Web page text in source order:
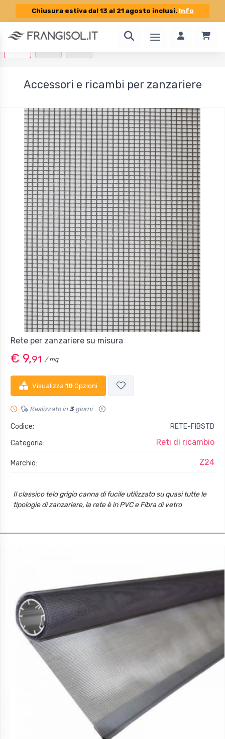
Chiusura estiva dal 13 al 21 agosto inclusi. Info
Accessori e ricambi per zanzariere
Rete per zanzariere su misura
€ 9,91 / mq
Visualizza 10 Opzioni
Realizzato in 3giorni
Codice:
RETE-FIBSTD
Categoria:
Reti di ricambio
Marchio: Z24
Il classico telo grigio canna di fucile utilizzato su quasi tutte le
tipologie di zanzariere, la rete è in PVC e Fibra di vetro